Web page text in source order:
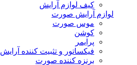
کیف لوازم آرایش
لوازم آرایش صورت
موس صورت
کوشن
پرایمر
فیکساتور و تثبیت کننده آرایش
برنزه کننده صورت